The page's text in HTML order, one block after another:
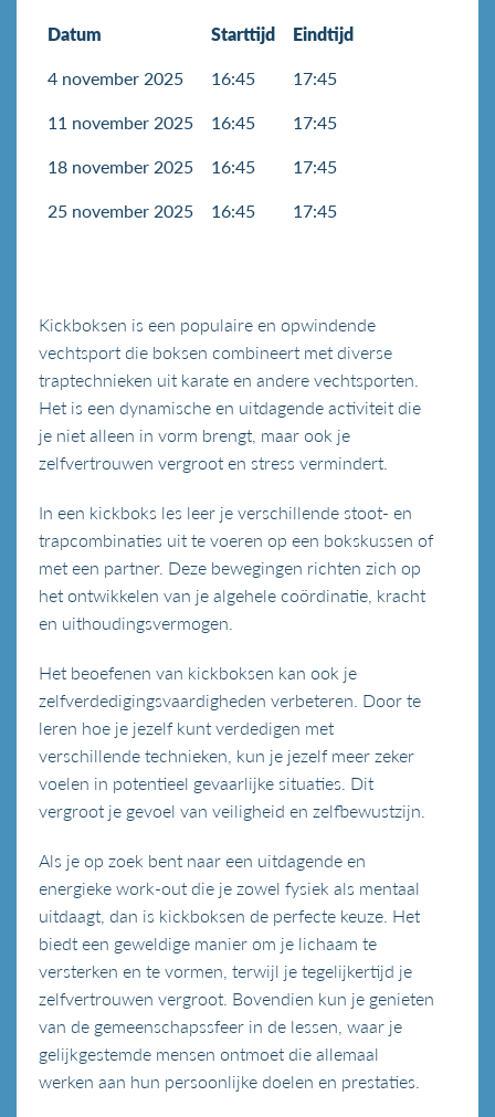
Datum Starttijd Eindtijd
4 november 2025 16:45 17:45
11 november 2025 16:45 17:45
18 november 2025 16:45 17:45
25 november 2025 16:45 17:45
Kickboksen is een populaire en opwindende
vechtsport die boksen combineert met diverse
traptechnieken uit karate en andere vechtsporten.
Het is een dynamische en uitdagende activiteit die
je niet alleen in vorm brengt, maar ook je
zelfvertrouwen vergroot en stress vermindert.
In een kickboks les leer je verschillende stoot- en
trapcombinaties uit te voeren op een bokskussen of
met een partner. Deze bewegingen richten zich op
het ontwikkelen van je algehele coördinatie, kracht
en uithoudingsvermogen.
Het beoefenen van kickboksen kan ook je
zelfverdedigingsvaardigheden verbeteren. Door te
leren hoe je jezelf kunt verdedigen met
verschillende technieken, kun je jezelf meer zeker
voelen in potentieel gevaarlijke situaties. Dit
vergroot je gevoel van veiligheid en zelfbewustzijn.
Als je op zoek bent naar een uitdagende en
energieke work-out die je zowel fysiek als mentaal
uitdaagt, dan is kickboksen de perfecte keuze. Het
biedt een geweldige manier om je lichaam te
versterken en te vormen, terwijl je tegelijkertijd je
zelfvertrouwen vergroot. Bovendien kun je genieten
van de gemeenschapssfeer in de lessen, waar je
gelijkgestemde mensen ontmoet die allemaal
werken aan hun persoonlijke doelen en prestaties.